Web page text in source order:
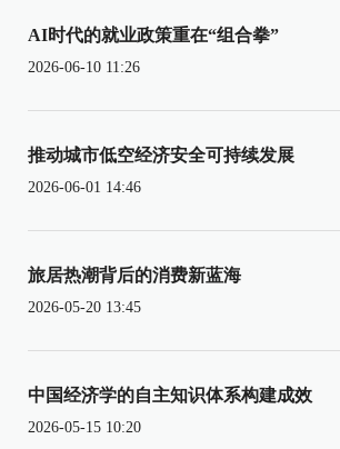
AI时代的就业政策重在“组合拳”
2026-06-10 11:26
推动城市低空经济安全可持续发展
2026-06-01 14:46
旅居热潮背后的消费新蓝海
2026-05-20 13:45
中国经济学的自主知识体系构建成效
2026-05-15 10:20